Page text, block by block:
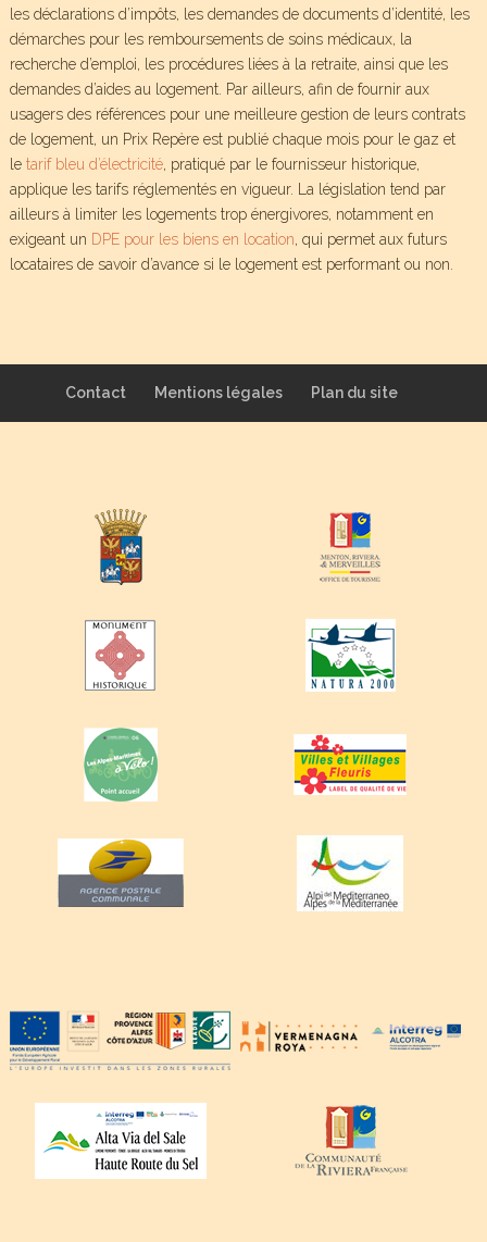
les déclarations d’impôts, les demandes de documents d’identité, les
démarches pour les remboursements de soins médicaux, la
recherche d’emploi, les procédures liées à la retraite, ainsi que les
demandes d’aides au logement. Par ailleurs, afin de fournir aux
usagers des références pour une meilleure gestion de leurs contrats
de logement, un Prix Repère est publié chaque mois pour le gaz et
le tarif bleu d’électricité, pratiqué par le fournisseur historique,
applique les tarifs réglementés en vigueur. La législation tend par
ailleurs à limiter les logements trop énergivores, notamment en
exigeant un DPE pour les biens en location , qui permet aux futurs
locataires de savoir d’avance si le logement est performant ou non.
Contact Mentions légales Plan du site